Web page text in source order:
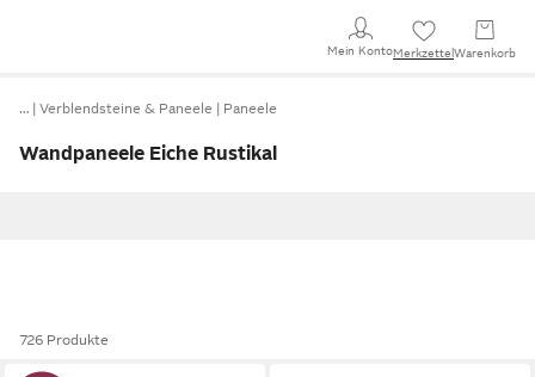
Mein KontoMerkzettel Warenkorb
… Verblendsteine & Paneele Paneele
Wandpaneele Eiche Rustikal
726 Produkte